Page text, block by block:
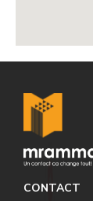
CONTACT